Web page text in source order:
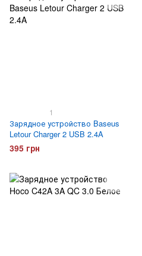
1
Зарядное устройство Baseus
Letour Charger 2 USB 2.4A
395 грн